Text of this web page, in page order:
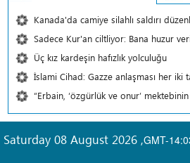
Kanada'da camiye silahlı saldırı
Sadece Kur'an ciltliyor: Bana huzur
Üç kız kardeşin hafızlık yolculuğu
İslami Cihad: Gazze anlaşması her iki
“Erbain, ‘özgürlük ve onur’
GMT-
Saturday 08 August 2026 ,